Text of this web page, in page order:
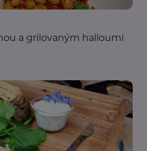
a grilovaným halloumi